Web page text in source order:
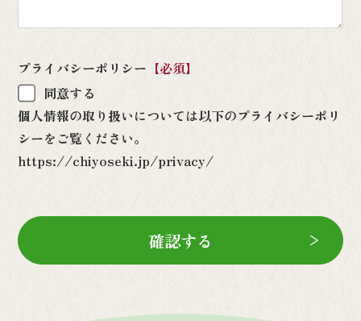
プライバシーポリシー 【必須】
同意する
個人情報の取り扱いについては以下のプライバシーポリ
シーをご覧ください。
https://chiyoseki.jp/privacy/